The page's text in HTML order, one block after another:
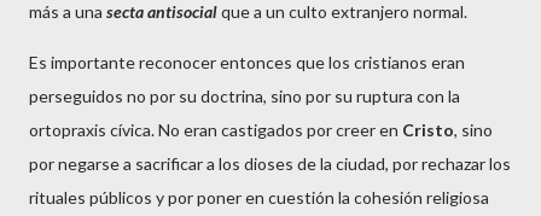
más a una secta antisocialque a un culto extranjero normal.
Es importante reconocer entonces que los cristianos eran
perseguidos no por su doctrina, sino por su ruptura con la
ortopraxis cívica. No eran castigados por creer en Cristo, sino
por negarse a sacrificar a los dioses de la ciudad, por rechazar los
rituales públicos y por poner en cuestión la cohesión religiosa